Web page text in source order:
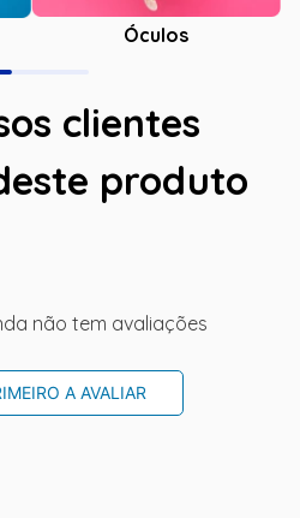
Óculos
clientes
produto
não tem avaliações
A AVALIAR